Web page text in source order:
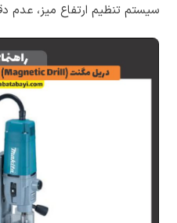
سیستم تنظیم ارتفاع میز، عدم